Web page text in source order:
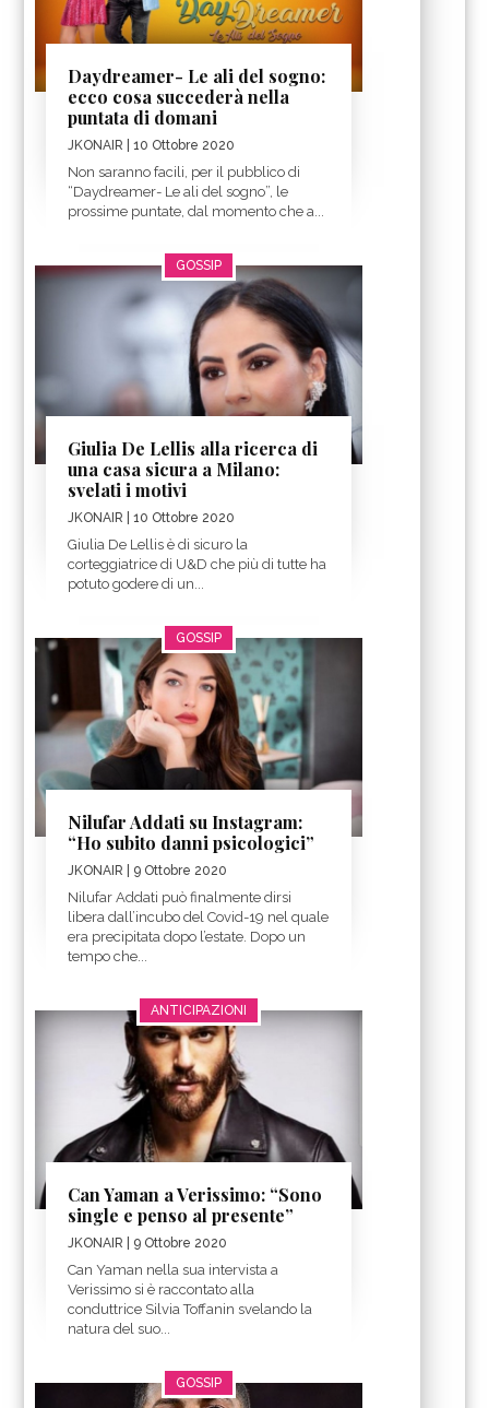
Daydreamer- Le ali del sogno:
ecco cosa succederà nella
puntata di domani
JKONAIR | 10 Ottobre 2020
Non saranno facili, per il pubblico di
“Daydreamer- Le ali del sogno”, le
prossime puntate, dal momento che a...
GOSSIP
Giulia De Lellis alla ricerca di
una casa sicura a Milano:
svelati i motivi
JKONAIR | 10 Ottobre 2020
Giulia De Lellis è di sicuro la
corteggiatrice di U&D che più di tutte ha
potuto godere di un...
GOSSIP
Nilufar Addati su Instagram:
“Ho subito danni psicologici”
JKONAIR | 9 Ottobre 2020
Nilufar Addati può finalmente dirsi
libera dall’incubo del Covid-19 nel quale
era precipitata dopo l’estate. Dopo un
tempo che...
ANTICIPAZIONI
Can Yaman a Verissimo: “Sono
single e penso al presente”
JKONAIR | 9 Ottobre 2020
Can Yaman nella sua intervista a
Verissimo si è raccontato alla
conduttrice Silvia Toffanin svelando la
natura del suo...
GOSSIP